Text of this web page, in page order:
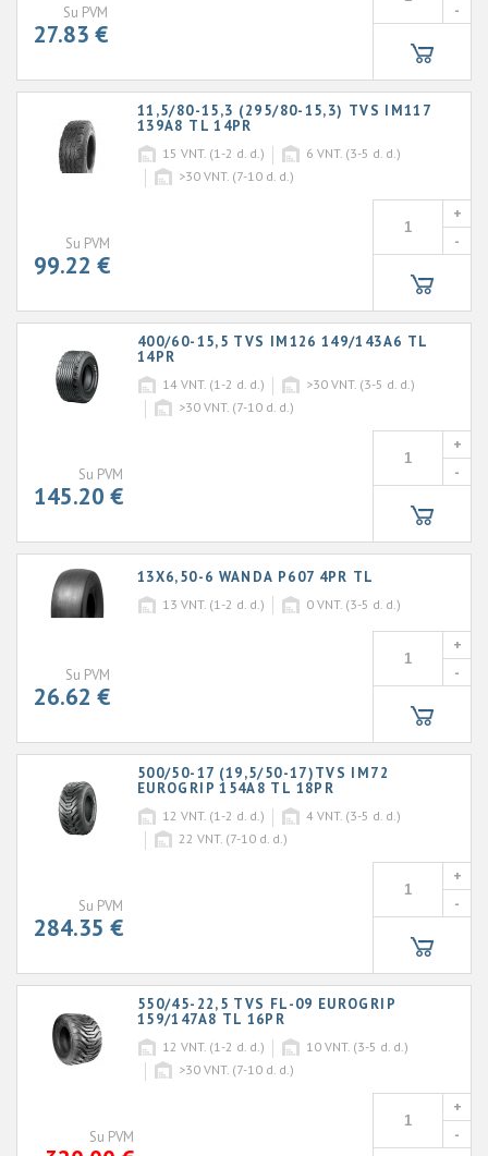
Su PVM
27.83 €
-
11,5/80-15,3 (295/80-15,3) TVS IM117
139A8 TL 14PR
15 VNT. (1-2 d. d.) 6 VNT. (3-5 d. d.)
>30 VNT. (7-10 d. d.)
Su PVM
99.22 €
+
-
400/60-15,5 TVS IM126 149/143A6 TL
14PR
14 VNT. (1-2 d. d.) >30 VNT. (3-5 d. d.)
>30 VNT. (7-10 d. d.)
Su PVM
145.20 €
+
-
13X6,50-6 WANDA P607 4PR TL
13 VNT. (1-2 d. d.) 0 VNT. (3-5 d. d.)
Su PVM
26.62 €
+
-
500/50-17 (19,5/50-17)TVS IM72
EUROGRIP 154A8 TL 18PR
12 VNT. (1-2 d. d.) 4 VNT. (3-5 d. d.)
22 VNT. (7-10 d. d.)
Su PVM
284.35 €
+
-
550/45-22,5 TVS FL-09 EUROGRIP
159/147A8 TL 16PR
12 VNT. (1-2 d. d.) 10 VNT. (3-5 d. d.)
>30 VNT. (7-10 d. d.)
Su PVM
+
-